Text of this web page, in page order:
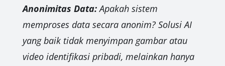
Anonimitas Data:Apakah sistem
memproses data secara anonim? Solusi AI
yang baik tidak menyimpan gambar atau
video identifikasi pribadi, melainkan hanya